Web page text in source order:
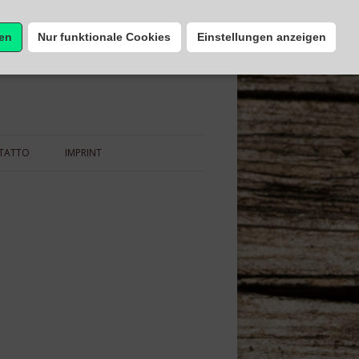
Nur funktionale Cookies Einstellungen anzeigen
IMPRINT